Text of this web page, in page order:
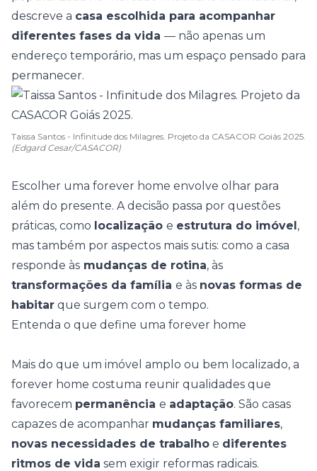
descreve a casa escolhida para acompanhar
diferentes fases da vida — não apenas um
endereço temporário, mas um espaço pensado para
permanecer.
Taissa Santos - Infinitude dos Milagres. Projeto da CASACOR Goiás 2025.
(Edgard Cesar/CASACOR)
Escolher uma forever home envolve olhar para
além do presente. A decisão passa por questões
práticas, como localização e estrutura do imóvel,
mas também por aspectos mais sutis: como a casa
responde às mudanças de rotina, às
transformações da família e às novas formas de
habitar que surgem com o tempo.
Entenda o que define uma forever home
Mais do que um imóvel amplo ou bem localizado, a
forever home costuma reunir qualidades que
favorecem permanência e adaptação. São casas
capazes de acompanhar mudanças familiares,
novas necessidades de trabalho e diferentes
ritmos de vida sem exigir reformas radicais.